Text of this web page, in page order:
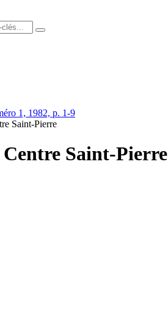
1, 1982, p. 1-9
Saint-Pierre
Centre Saint-Pierre